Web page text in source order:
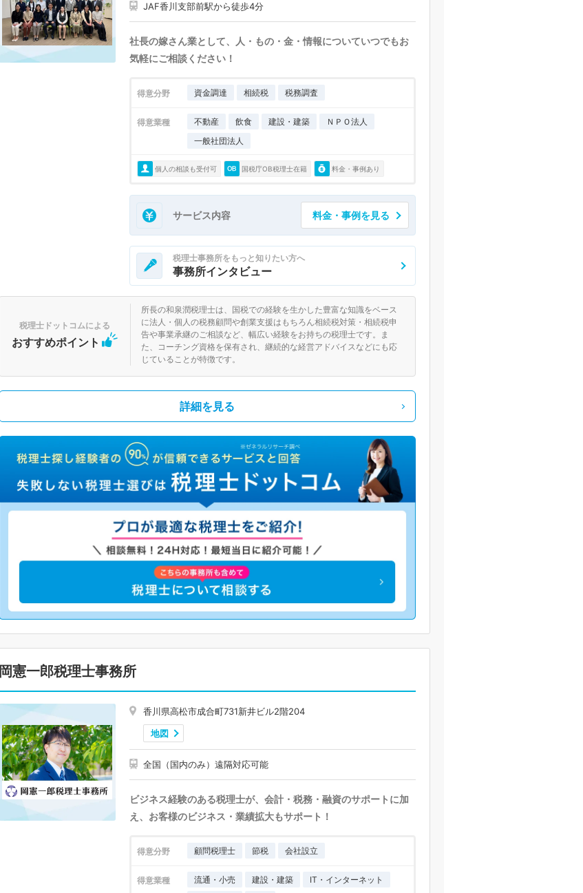
JAF香川支部前駅から徒歩4分
社長の嫁さん業として、人・もの・金・情報についていつでもお
気軽にご相談ください！
得意分野 資金調達 相続税 税務調査
得意業種 不動産 飲食 建設・建築
ＮＰＯ法人
一般社団法人
個人の相談も受付可 国税庁OB税理士在籍 料金・事例あり
サービス内容 料金・事例を見る
税理士事務所をもっと知りたい方へ
事務所インタビュー
税理士ドットコムによる
おすすめポイント
所長の和泉潤税理士は、国税での経験を生かした豊富な知識をベース
に法人・個人の税務顧問や創業支援はもちろん相続税対策・相続税申
告や事業承継のご相談など、幅広い経験をお持ちの税理士です。ま
た、コーチング資格を保有され、継続的な経営アドバイスなどにも応
じていることが特徴です。
詳細を見る
岡憲一郎税理士事務所
香川県高松市成合町731新井ビル2階204
地図
全国（国内のみ）遠隔対応可能
ビジネス経験のある税理士が、会計・税務・融資のサポートに加
え、お客様のビジネス・業績拡大もサポート！
得意分野 顧問税理士 節税 会社設立
得意業種 流通・小売 建設・建築
IT・インターネット